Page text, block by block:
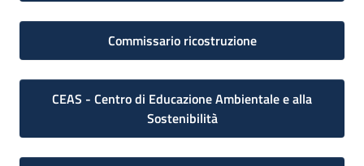
Commissario ricostruzione
CEAS - Centro di Educazione Ambientale e alla
Sostenibilità